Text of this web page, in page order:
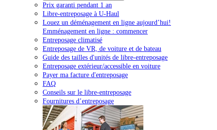
Prix garanti pendant 1 an
Libre-entreposage à U-Haul
Louez un déménagement en ligne aujourd’hui!
Emménagement en ligne : commencer
Entreposage climatisé
Entreposage de VR, de voiture et de bateau
Guide des tailles d'unités de libre-entreposage
Entreposage extérieur/accessible en voiture
Payer ma facture d'entreposage
FAQ
Conseils sur le libre-entreposage
Fournitures d’entreposage